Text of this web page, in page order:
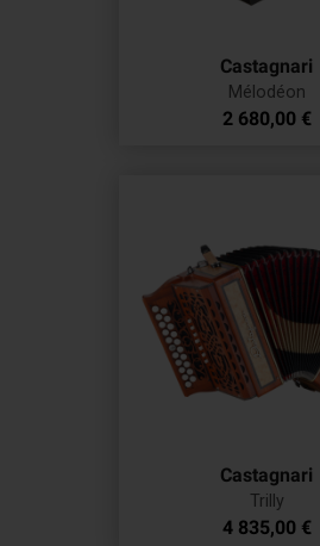
Castagnari
Mélodéon
Prix
2 680,00 €
Castagnari
Trilly
Prix
4 835,00 €